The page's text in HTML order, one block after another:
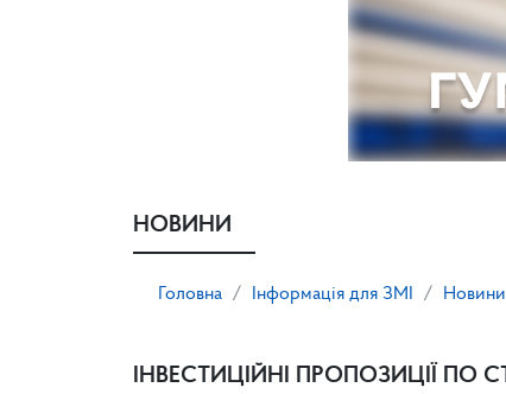
НОВИНИ
Головна Інформація для ЗМІ Новини
ІНВЕСТИЦІЙНІ ПРОПОЗИЦІЇ ПО